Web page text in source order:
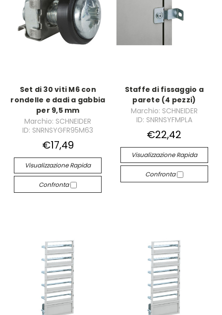
Set di 30 viti M6 con
rondelle e dadi a gabbia
per 9,5 mm
Marchio: SCHNEIDER
ID: SNRNSYGFR95M63
€17,49
Visualizzazione Rapida
Confronta
Staffe di fissaggio a
parete (4 pezzi)
Marchio: SCHNEIDER
ID: SNRNSYFMPLA
€22,42
Visualizzazione Rapida
Confronta